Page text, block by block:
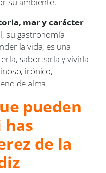
mar y carácter
su gastronomía
la vida, es una
saborearla y vivirla
irónico,
de alma.
pueden
de la